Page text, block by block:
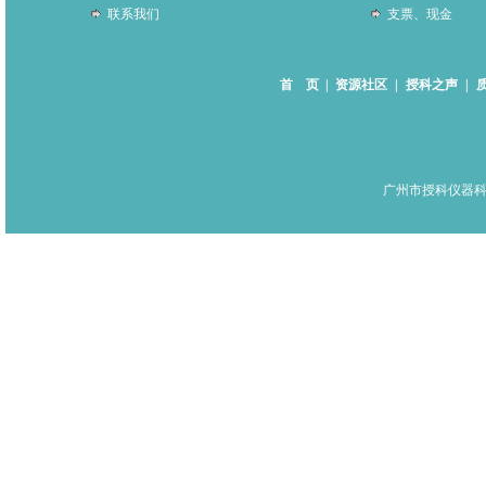
联系我们
支票、现金
首 页 资源社区 授科之声
广州市授科仪器